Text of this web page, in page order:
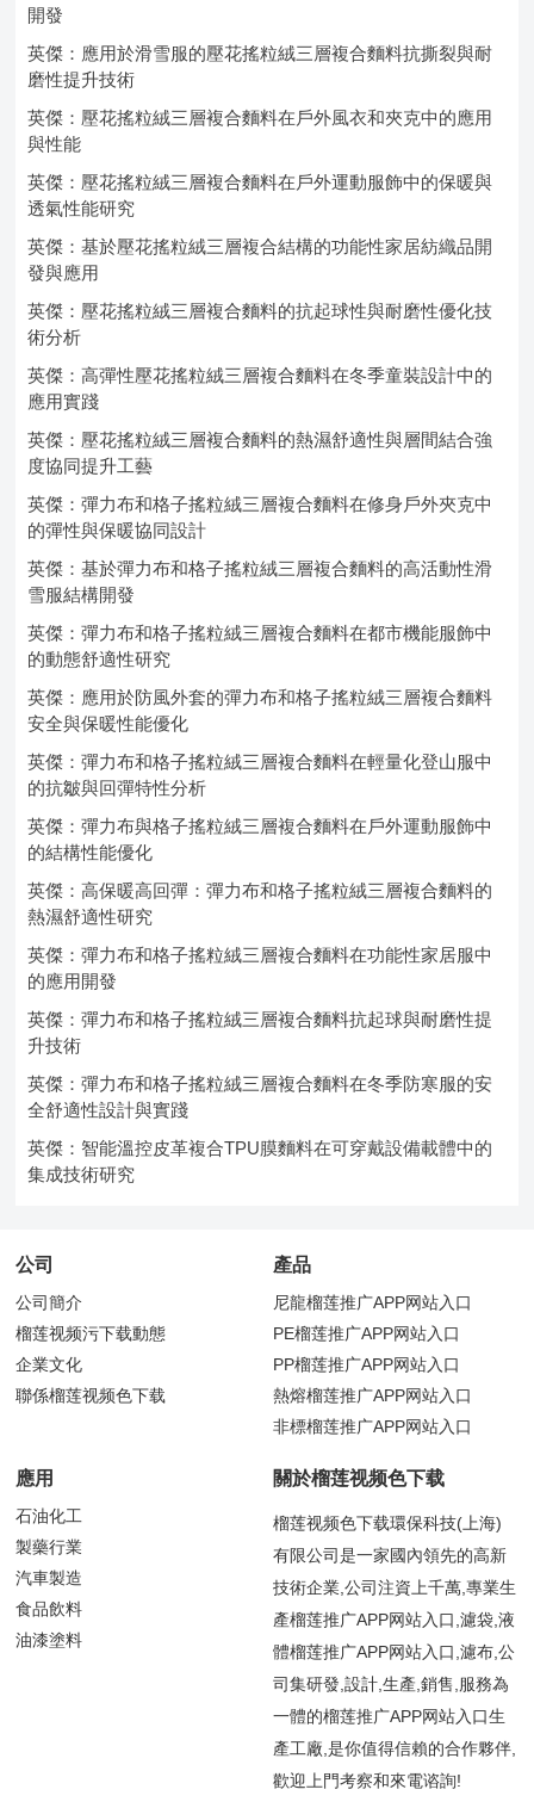
開發
英傑：應用於滑雪服的壓花搖粒絨三層複合麵料抗撕裂與耐
磨性提升技術
英傑：壓花搖粒絨三層複合麵料在戶外風衣和夾克中的應用
與性能
英傑：壓花搖粒絨三層複合麵料在戶外運動服飾中的保暖與
透氣性能研究
英傑：基於壓花搖粒絨三層複合結構的功能性家居紡織品開
發與應用
英傑：壓花搖粒絨三層複合麵料的抗起球性與耐磨性優化技
術分析
英傑：高彈性壓花搖粒絨三層複合麵料在冬季童裝設計中的
應用實踐
英傑：壓花搖粒絨三層複合麵料的熱濕舒適性與層間結合強
度協同提升工藝
英傑：彈力布和格子搖粒絨三層複合麵料在修身戶外夾克中
的彈性與保暖協同設計
英傑：基於彈力布和格子搖粒絨三層複合麵料的高活動性滑
雪服結構開發
英傑：彈力布和格子搖粒絨三層複合麵料在都市機能服飾中
的動態舒適性研究
英傑：應用於防風外套的彈力布和格子搖粒絨三層複合麵料
安全與保暖性能優化
英傑：彈力布和格子搖粒絨三層複合麵料在輕量化登山服中
的抗皺與回彈特性分析
英傑：彈力布與格子搖粒絨三層複合麵料在戶外運動服飾中
的結構性能優化
英傑：高保暖高回彈：彈力布和格子搖粒絨三層複合麵料的
熱濕舒適性研究
英傑：彈力布和格子搖粒絨三層複合麵料在功能性家居服中
的應用開發
英傑：彈力布和格子搖粒絨三層複合麵料抗起球與耐磨性提
升技術
英傑：彈力布和格子搖粒絨三層複合麵料在冬季防寒服的安
全舒適性設計與實踐
英傑：智能溫控皮革複合TPU膜麵料在可穿戴設備載體中的
集成技術研究
公司
公司簡介
榴莲视频污下载動態
企業文化
聯係榴莲视频色下载
產品
尼龍榴莲推广APP网站入口
PE榴莲推广APP网站入口
PP榴莲推广APP网站入口
熱熔榴莲推广APP网站入口
非標榴莲推广APP网站入口
應用
石油化工
製藥行業
汽車製造
食品飲料
油漆塗料
關於榴莲视频色下载
榴莲视频色下载環保科技(上海)
有限公司是一家國內領先的高新
技術企業,公司注資上千萬,專業生
產榴莲推广APP网站入口,濾袋,液
體榴莲推广APP网站入口,濾布,公
司集研發,設計,生產,銷售,服務為
一體的榴莲推广APP网站入口生
產工廠,是你值得信賴的合作夥伴,
歡迎上門考察和來電谘詢!